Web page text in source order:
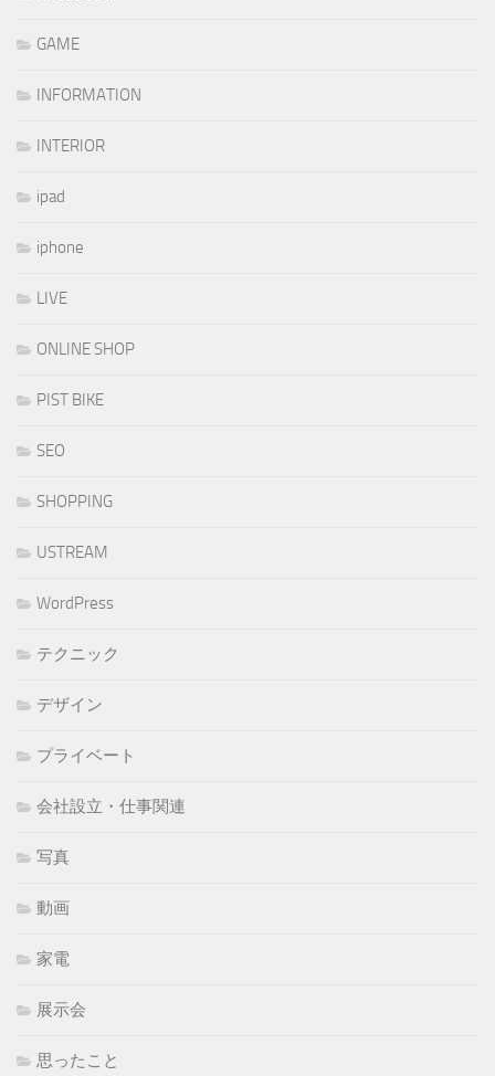
GAME
INFORMATION
INTERIOR
ipad
iphone
LIVE
ONLINE SHOP
PIST BIKE
SEO
SHOPPING
USTREAM
WordPress
テクニック
デザイン
プライベート
会社設立・仕事関連
写真
動画
家電
展示会
思ったこと